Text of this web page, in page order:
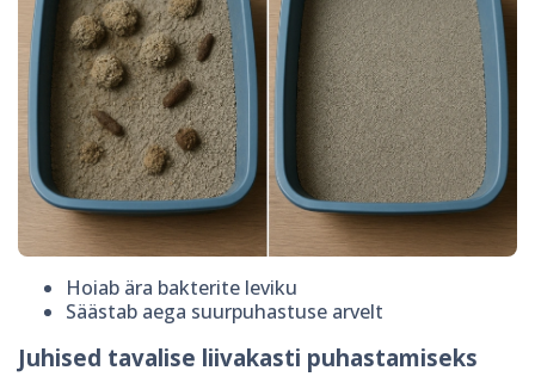
Hoiab ära bakterite leviku
Säästab aega suurpuhastuse arvelt
Juhised tavalise liivakasti puhastamiseks